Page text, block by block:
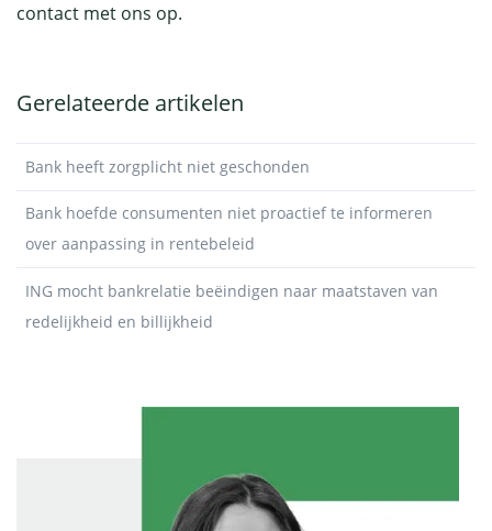
contact met ons op.
Gerelateerde artikelen
Bank heeft zorgplicht niet geschonden
Bank hoefde consumenten niet proactief te informeren
over aanpassing in rentebeleid
ING mocht bankrelatie beëindigen naar maatstaven van
redelijkheid en billijkheid